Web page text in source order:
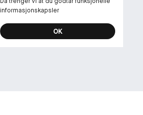
informasjonskapsler
OK